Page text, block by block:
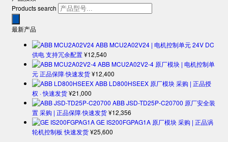
Products search
最新产品
ABB MCU2A02V24 | 电机控制单元 24V DC
供电 支持冗余配置¥12,540
ABB MCU2A02V2-4 原厂模块 | 电机控制单
元 正品保障·快速发货¥12,400
ABB LD800HSEEX 原厂模块 采购 | 正品授
权 · 快速发货¥21,000
ABB JSD-TD25P-C20700 原厂安全装
置 采购 | 正品保障·快速发货¥12,356
GE IS200FGPAG1A 原厂模块 采购 | 正品涡
轮机控制板 快速发货¥25,600